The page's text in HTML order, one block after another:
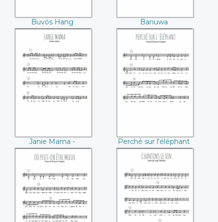
Buvös Hang Banuwa
Janie Mama -
Calypso
Janie Mama -
Calypso
l'éléphant
(François Couperin)
Perché sur l'éléphant
(François Couperin)
Où peut-on être
mieux (François
Couperin)
Chantons le vin
(Luigi Chérubini)